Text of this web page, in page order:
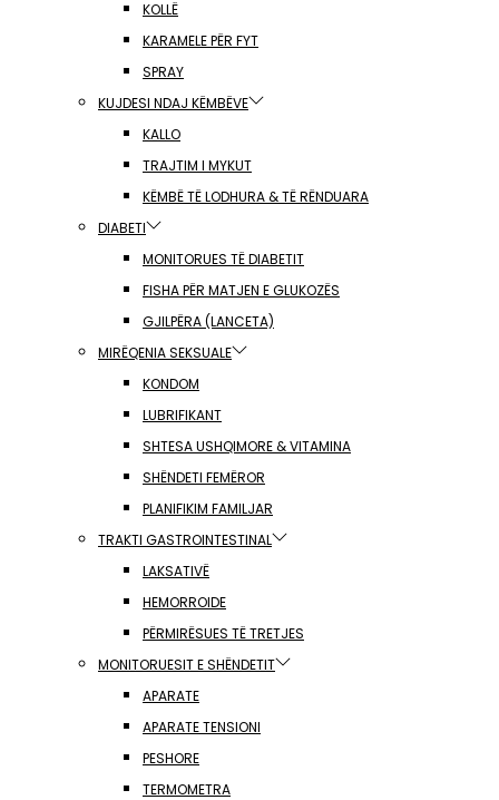
KOLLË
KARAMELE PËR FYT
SPRAY
KUJDESI NDAJ KËMBËVE
KALLO
TRAJTIM I MYKUT
KËMBË TË LODHURA & TË RËNDUARA
DIABETI
MONITORUES TË DIABETIT
FISHA PËR MATJEN E GLUKOZËS
GJILPËRA (LANCETA)
MIRËQENIA SEKSUALE
KONDOM
LUBRIFIKANT
SHTESA USHQIMORE & VITAMINA
SHËNDETI FEMËROR
PLANIFIKIM FAMILJAR
TRAKTI GASTROINTESTINAL
LAKSATIVË
HEMORROIDE
PËRMIRËSUES TË TRETJES
MONITORUESIT E SHËNDETIT
APARATE
APARATE TENSIONI
PESHORE
TERMOMETRA